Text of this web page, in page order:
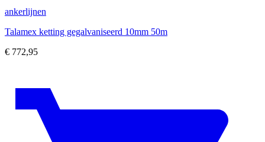
ankerlijnen
Talamex ketting gegalvaniseerd 10mm 50m
€ 772,95